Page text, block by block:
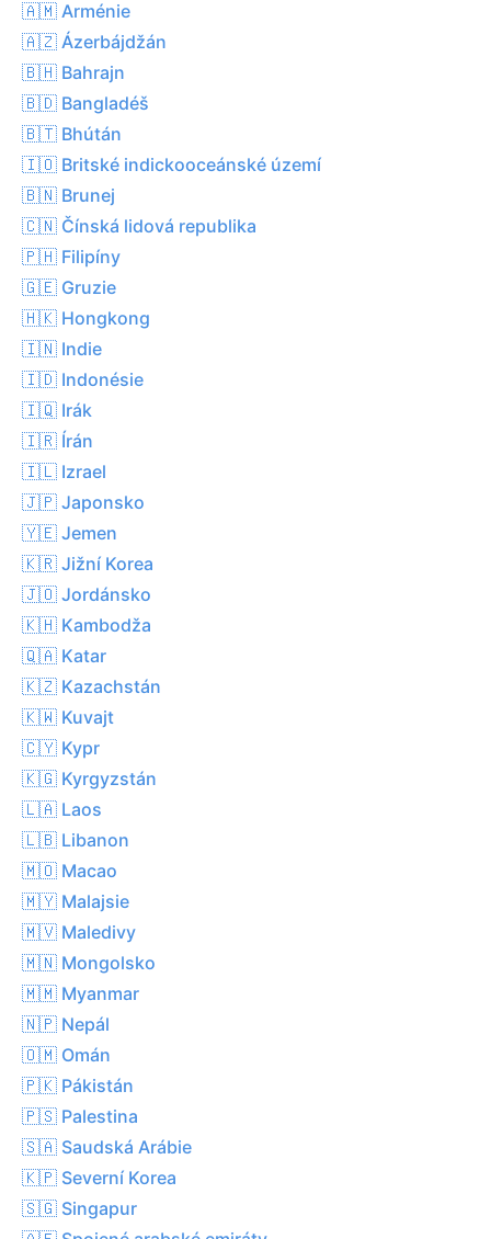
🇦🇲 Arménie
🇦🇿 Ázerbájdžán
🇧🇭 Bahrajn
🇧🇩 Bangladéš
🇧🇹 Bhútán
🇮🇴 Britské indickooceánské území
🇧🇳 Brunej
🇨🇳 Čínská lidová republika
🇵🇭 Filipíny
🇬🇪 Gruzie
🇭🇰 Hongkong
🇮🇳 Indie
🇮🇩 Indonésie
🇮🇶 Irák
🇮🇷 Írán
🇮🇱 Izrael
🇯🇵 Japonsko
🇾🇪 Jemen
🇰🇷 Jižní Korea
🇯🇴 Jordánsko
🇰🇭 Kambodža
🇶🇦 Katar
🇰🇿 Kazachstán
🇰🇼 Kuvajt
🇨🇾 Kypr
🇰🇬 Kyrgyzstán
🇱🇦 Laos
🇱🇧 Libanon
🇲🇴 Macao
🇲🇾 Malajsie
🇲🇻 Maledivy
🇲🇳 Mongolsko
🇲🇲 Myanmar
🇳🇵 Nepál
🇴🇲 Omán
🇵🇰 Pákistán
🇵🇸 Palestina
🇸🇦 Saudská Arábie
🇰🇵 Severní Korea
🇸🇬 Singapur